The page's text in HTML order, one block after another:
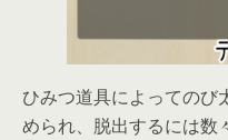
ひみつ道具によってのび
められ、脱出するには数